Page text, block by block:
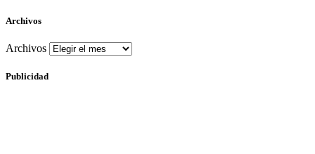
Archivos
Archivos
Publicidad